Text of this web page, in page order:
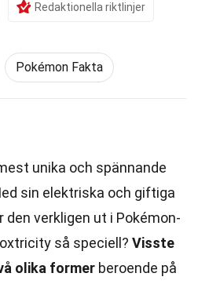
Redaktionella riktlinjer
Pokémon Fakta
unika och spännande
sin elektriska och giftiga
verkligen ut i Pokémon-
så speciell? Visste
olika former beroende på